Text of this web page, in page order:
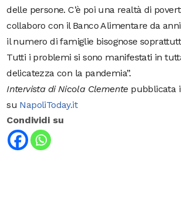
delle persone. C’è poi una realtà di
collaboro con il Banco Alimentare da
il numero di famiglie bisognose
Tutti i problemi si sono manifestati in
delicatezza con la pandemia”.
Intervista di Nicola Clemente pubblicata
su NapoliToday.it
Condividi su